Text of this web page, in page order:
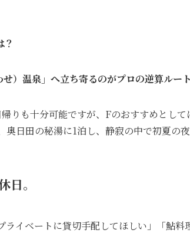
）温泉」へ立ち寄るのがプロの逆算ルー
りも十分可能ですが、Fのおすすめとし
日田の秘湯に1泊し、静寂の中で初夏の
。
ライベートに貸切手配してほしい」「鮎